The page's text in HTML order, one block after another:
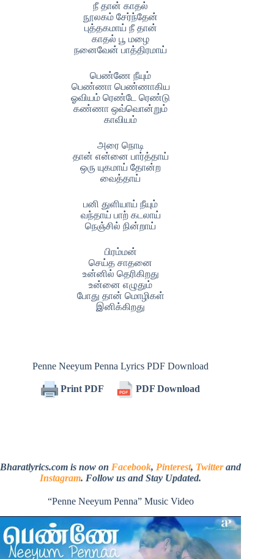
நீ தான் காதல்
நூலகம் சேர்ந்தேன்
புத்தகமாய் நீ தான்
காதல் பூ மழை
நனைவேன் பாத்திரமாய்
பெண்ணே நீயும்
பெண்ணா பெண்ணாகிய
ஓவியம் ரெண்டே ரெண்டு
கண்ணா ஒவ்வொன்றும்
காவியம்
அரை நொடி
தான் என்னை பார்த்தாய்
ஒரு யுகமாய் தோன்ற
வைத்தாய்
பனி துளியாய் நீயும்
வந்தாய் பாற் கடலாய்
நெஞ்சில் நின்றாய்
பிரம்மன்
செய்த சாதனை
உன்னில் தெரிகிறது
உன்னை எழுதும்
போது தான் மொழிகள்
இனிக்கிறது
Penne Neeyum Penna Lyrics PDF Download
Print PDF PDF Download
Bharatlyrics.com is now on Facebook, Pinterest, Twitterand
Instagram. Follow us and Stay Updated.
“Penne Neeyum Penna” Music Video